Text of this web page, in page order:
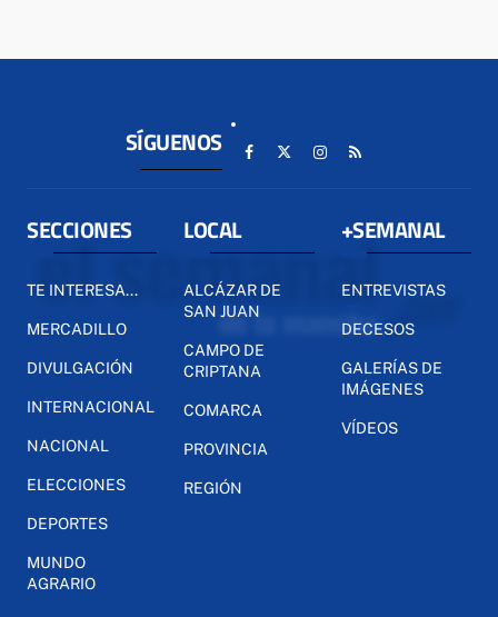
SÍGUENOS
SECCIONES
TE INTERESA...
MERCADILLO
DIVULGACIÓN
INTERNACIONAL
NACIONAL
ELECCIONES
DEPORTES
MUNDO
AGRARIO
LOCAL
ALCÁZAR DE
SAN JUAN
CAMPO DE
CRIPTANA
COMARCA
PROVINCIA
REGIÓN
+SEMANAL
ENTREVISTAS
DECESOS
GALERÍAS DE
IMÁGENES
VÍDEOS